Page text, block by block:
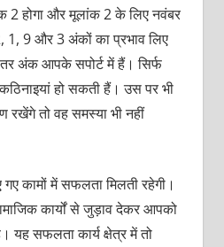
2 होगा और मूलांक 2 के लिए नवंबर
1, 9 और 3 अंकों का प्रभाव लिए
अंक आपके सपोर्ट में हैं। सिर्फ
हो सकती हैं। उस पर भी
रखेंगे तो वह समस्या भी नहीं
कामों में सफलता मिलती रहेगी।
कार्यों से जुड़ाव देकर आपको
सफलता कार्य क्षेत्र में तो